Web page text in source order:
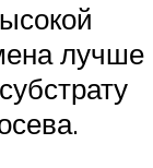
лучше